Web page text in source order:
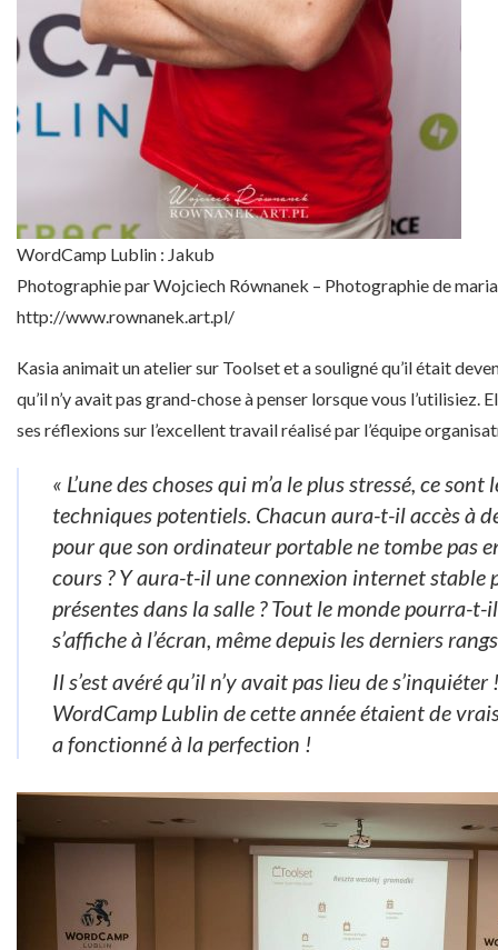
WordCamp Lublin : Jakub
Photographie par Wojciech Równanek – Photographie de
http://www.rownanek.art.pl/
Kasia animait un atelier sur Toolset et a souligné qu’il était
qu’il n’y avait pas grand-chose à penser lorsque vous l’utilisiez.
ses réflexions sur l’excellent travail réalisé par l’équipe
« L’une des choses qui m’a le plus stressé, ce sont
techniques potentiels. Chacun aura-t-il accès à
pour que son ordinateur portable ne tombe pas
cours ? Y aura-t-il une connexion internet stable
présentes dans la salle ? Tout le monde pourra-
s’affiche à l’écran, même depuis les derniers
Il s’est avéré qu’il n’y avait pas lieu de
WordCamp Lublin de cette année étaient de
a fonctionné à la perfection !